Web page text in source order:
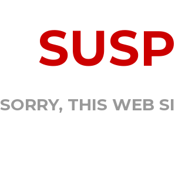
SORRY, THIS WEB